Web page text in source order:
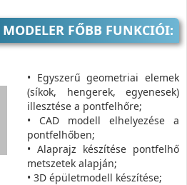
MODELER FŐBB FUNKCIÓI:
• Egyszerű geometriai elemek
(síkok, hengerek, egyenesek)
illesztése a pontfelhőre;
• CAD modell elhelyezése a
pontfelhőben;
• Alaprajz készítése pontfelhő
metszetek alapján;
• 3D épületmodell készítése;